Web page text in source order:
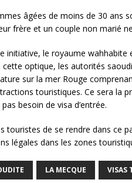
âgées de moins de 30 ans
frère et un couple non marié
initiative, le royaume
cette optique, les autorités
sur la mer Rouge
touristiques. Ce sera la
besoin de visa d’entrée.
touristes de se rendre dans ce
légales dans les zones
LA MECQUE VISAS